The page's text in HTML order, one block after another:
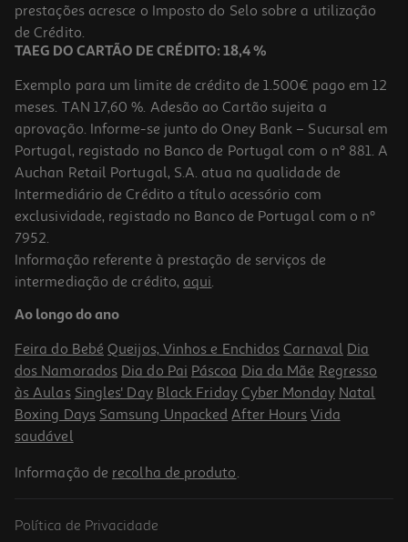
prestações acresce o Imposto do Selo sobre a utilização
de Crédito.
TAEG DO CARTÃO DE CRÉDITO: 18,4 %
Exemplo para um limite de crédito de 1.500€ pago em 12
meses. TAN 17,60 %. Adesão ao Cartão sujeita a
aprovação. Informe-se junto do Oney Bank – Sucursal em
Portugal, registado no Banco de Portugal com o nº 881. A
Auchan Retail Portugal, S.A. atua na qualidade de
Intermediário de Crédito a título acessório com
exclusividade, registado no Banco de Portugal com o nº
7952.
Informação referente à prestação de serviços de
intermediação de crédito, aqui.
Ao longo do ano
Feira do Bebé Queijos, Vinhos e Enchidos Carnaval Dia
dos Namorados Dia do Pai Páscoa Dia da Mãe Regresso
às Aulas Singles' Day Black Friday Cyber Monday Natal
Boxing Days Samsung Unpacked After Hours Vida
saudável
Informação de recolha de produto.
Política de Privacidade